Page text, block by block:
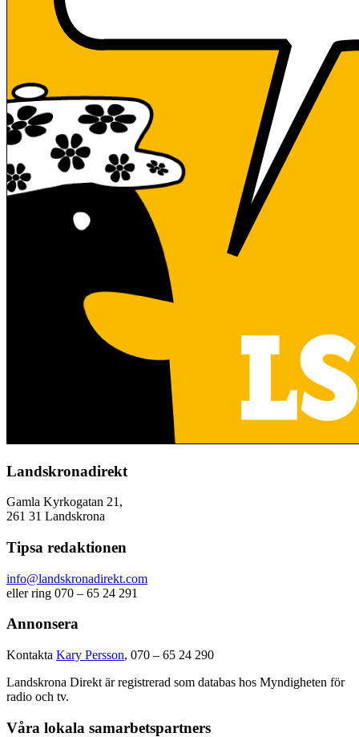
Landskronadirekt
Gamla Kyrkogatan 21,
261 31 Landskrona
Tipsa redaktionen
info@landskronadirekt.com
eller ring 070 – 65 24 291
Annonsera
Kontakta Kary Persson, 070 – 65 24 290
Landskrona Direkt är registrerad som databas hos Myndigheten för
radio och tv.
Våra lokala samarbetspartners